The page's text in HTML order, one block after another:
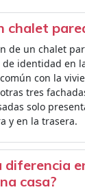
chalet
de un chalet
identidad en
con la
tres
solo
y en la trasera.
diferencia
casa?